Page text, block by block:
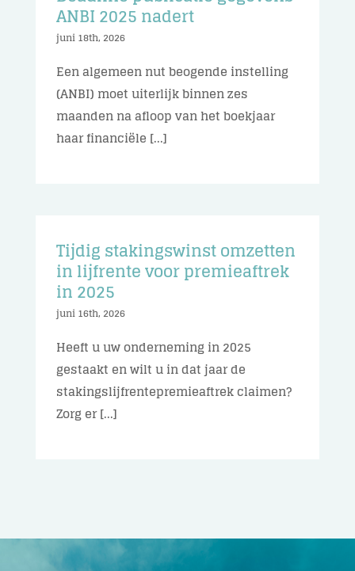
ANBI 2025 nadert
juni 18th, 2026
Een algemeen nut beogende instelling
(ANBI) moet uiterlijk binnen zes
maanden na afloop van het boekjaar
haar financiële [...]
Tijdig stakingswinst omzetten
in lijfrente voor premieaftrek
in 2025
juni 16th, 2026
Heeft u uw onderneming in 2025
gestaakt en wilt u in dat jaar de
stakingslijfrentepremieaftrek claimen?
Zorg er [...]